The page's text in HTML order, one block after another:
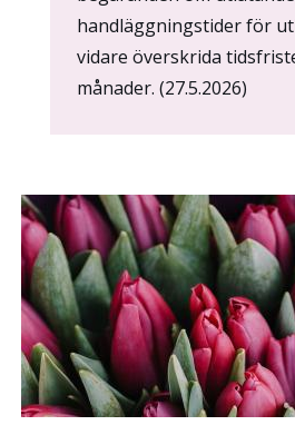
handläggningstider för
vidare överskrida
månader. (27.5.2026)